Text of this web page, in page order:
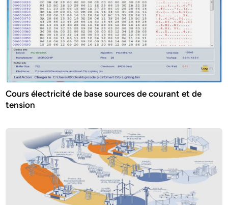
Cours électricité de base sources de courant et de
tension